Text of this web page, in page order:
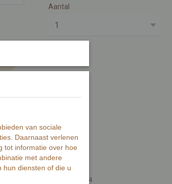
Aantal
en zwarte inkt.
MI435-194
van sociale
Daarnaast verlenen
tot informatie over hoe
met andere
hun diensten of die u